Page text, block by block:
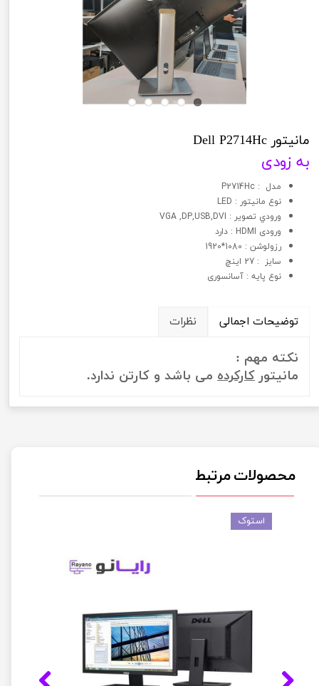
مانیتور Dell P2714Hc
به زودی
مدل : P2714Hc
نوع مانيتور : LED
ورودي تصوير : VGA ,DP,USB,DVI
ورودی HDMI : دارد
رزولوشن : 1080*1920
سايز : 27 اینچ
نوع پايه : آسانسوری
توضیحات اجمالی نظرات
نکته مهم :
مانیتور کارکرده می باشد و کارتن ندارد.
محصولات مرتبط
استوک